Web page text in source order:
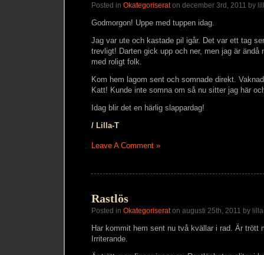
Posted in Okategoriseraton december 3rd, 2011 by
Godmorgon! Uppe med tuppen idag.
Jag var ute och kastade pil igår. Det var ett tag
trevligt! Darten gick upp och ner, men jag är ändå
med roligt folk.
Kom hem lagom sent och somnade direkt.
Katt! Kunde inte somna om så nu sitter jag här
Idag blir det en härlig slappardag!
/ Lilla-T
Leave A Comment »
Rastlös
Posted in Okategoriseraton augusti 25th, 2011 by
Har kommit hem sent nu två kvällar i rad. Är trött
Irriterande.